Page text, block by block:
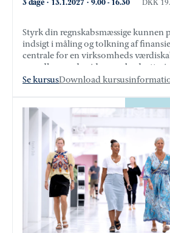
3 dage · 13.1.2027 · 9.00 - 16.30 DKK
Styrk din regnskabsmæssige kunnen
indsigt i måling og tolkning af
centrale for en virksomheds
grundlæggende viden om
Se kursusDownload